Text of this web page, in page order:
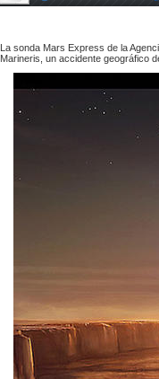
La sonda Mars Express de la
Marineris, un accidente geográfico